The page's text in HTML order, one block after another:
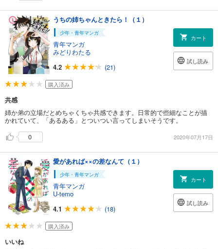
うちの姉ちゃんときたら！（１）
少年・青年マンガ
青年マンガ
みどりわたる
4.2
(21)
カート
試し読み
購入済み
共感
姉か弟の立場だとめちゃくちゃ共感できます。日常的で些細なことが描
かれていて、「あるある」とついつい言ってしまいそうです。
0
2020年07月17日
愛があれば××の差なんて（１）
少年・青年マンガ
青年マンガ
U-temo
4.1
(18)
カート
試し読み
購入済み
いいね